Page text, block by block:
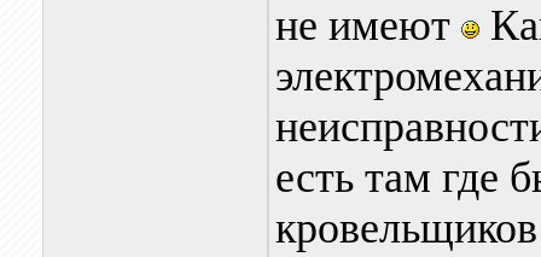
не имеют
есть там где